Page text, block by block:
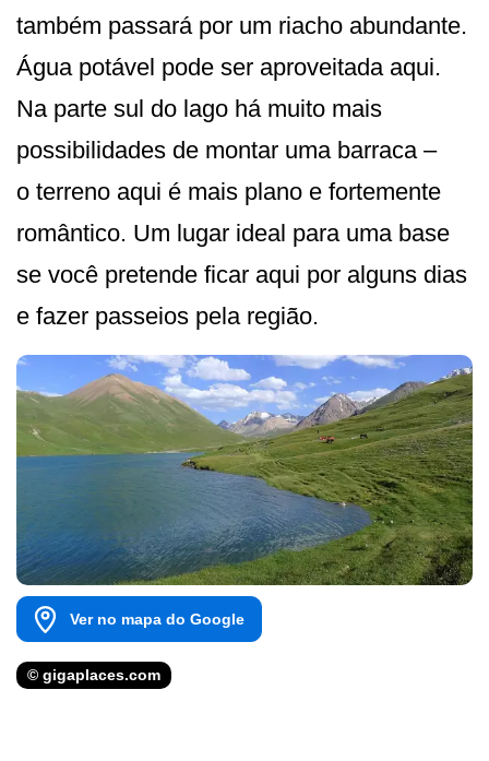
também passará por um riacho abundante.
Água potável pode ser aproveitada aqui.
Na parte sul do lago há muito mais
possibilidades de montar uma barraca –
o terreno aqui é mais plano e fortemente
romântico. Um lugar ideal para uma base
se você pretende ficar aqui por alguns dias
e fazer passeios pela região.
Ver no mapa do Google
© gigaplaces.com